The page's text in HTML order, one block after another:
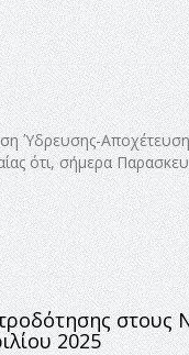
Ύδρευσης-
ότι, σήμερα
στους
2025